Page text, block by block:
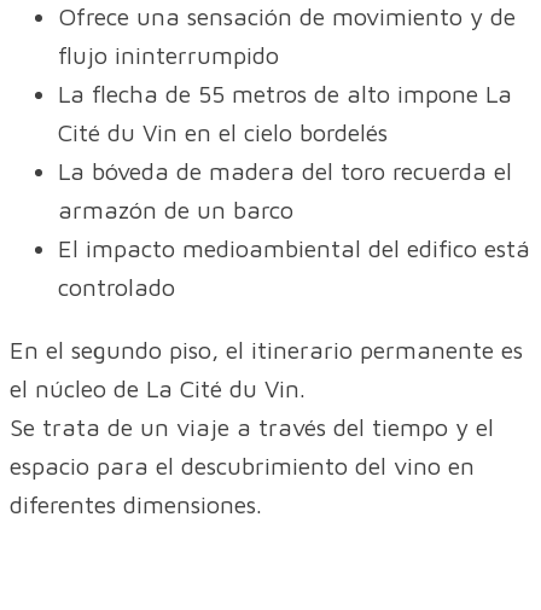
Ofrece una sensación de movimiento y de
flujo ininterrumpido
La flecha de 55 metros de alto impone La
Cité du Vin en el cielo bordelés
La bóveda de madera del toro recuerda el
armazón de un barco
El impacto medioambiental del edifico está
controlado
En el segundo piso, el itinerario permanente es
el núcleo de La Cité du Vin.
Se trata de un viaje a través del tiempo y el
espacio para el descubrimiento del vino en
diferentes dimensiones.